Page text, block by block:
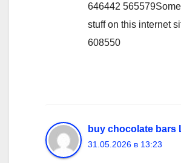
646442
stuff on this internet
608550
buy chocolate bars
31.05.2026 в 13:23